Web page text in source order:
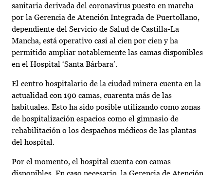
sanitaria derivada del coronavirus puesto en marcha
por la Gerencia de Atención Integrada de Puertollano,
dependiente del Servicio de Salud de Castilla-La
Mancha, está operativo casi al cien por cien y ha
permitido ampliar notablemente las camas disponibles
en el Hospital ‘Santa Bárbara’.
El centro hospitalario de la ciudad minera cuenta en la
actualidad con 190 camas, cuarenta más de las
habituales. Esto ha sido posible utilizando como zonas
de hospitalización espacios como el gimnasio de
rehabilitación o los despachos médicos de las plantas
del hospital.
Por el momento, el hospital cuenta con camas